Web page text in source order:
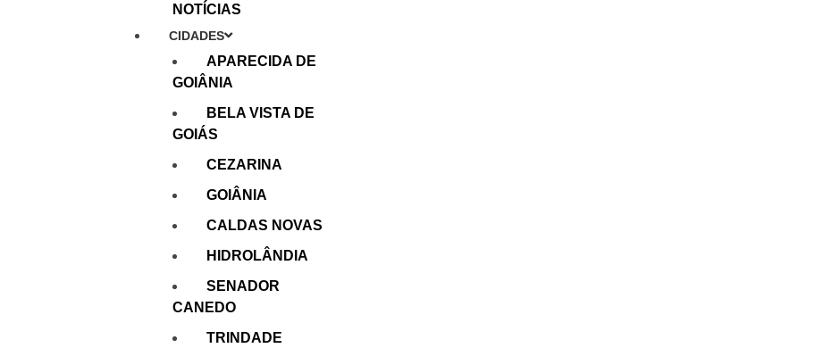
NOTÍCIAS
CIDADES
APARECIDA DE
GOIÂNIA
BELA VISTA DE
GOIÁS
CEZARINA
GOIÂNIA
CALDAS NOVAS
HIDROLÂNDIA
SENADOR
CANEDO
TRINDADE